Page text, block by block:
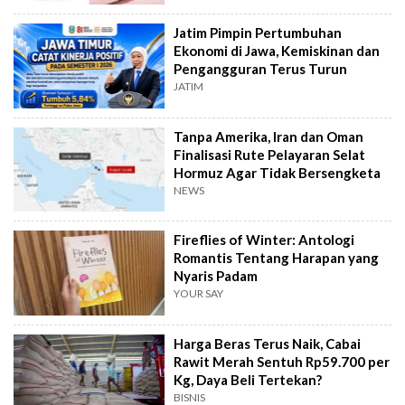
Jatim Pimpin Pertumbuhan
Ekonomi di Jawa, Kemiskinan dan
Pengangguran Terus Turun
JATIM
Tanpa Amerika, Iran dan Oman
Finalisasi Rute Pelayaran Selat
Hormuz Agar Tidak Bersengketa
NEWS
Fireflies of Winter: Antologi
Romantis Tentang Harapan yang
Nyaris Padam
YOUR SAY
Harga Beras Terus Naik, Cabai
Rawit Merah Sentuh Rp59.700 per
Kg, Daya Beli Tertekan?
BISNIS